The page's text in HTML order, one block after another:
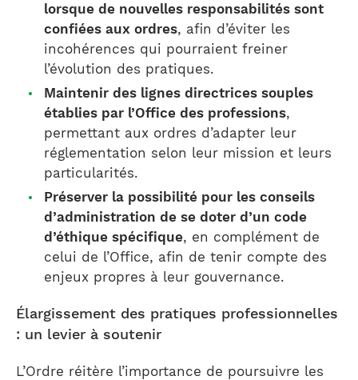
lorsque de nouvelles responsabilités sont
confiées aux ordres, afin d’éviter les
incohérences qui pourraient freiner
l’évolution des pratiques.
Maintenir des lignes directrices souples
établies par l’Office des professions,
permettant aux ordres d’adapter leur
réglementation selon leur mission et leurs
particularités.
Préserver la possibilité pour les conseils
d’administration de se doter d’un code
d’éthique spécifique, en complément de
celui de l’Office, afin de tenir compte des
enjeux propres à leur gouvernance.
Élargissement des pratiques professionnelles
: un levier à soutenir
L’Ordre réitère l’importance de poursuivre les